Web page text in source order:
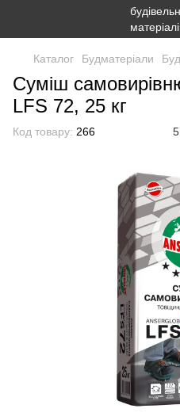
Каталог Будматеріали
Суміш
LFS 72, 25 кг
Код товару: 266 5